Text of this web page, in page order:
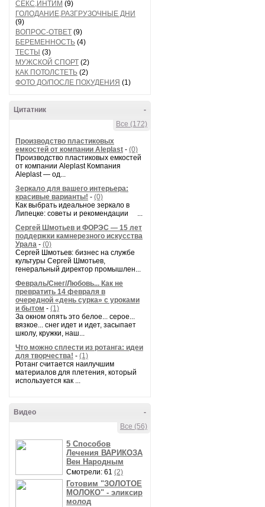
СЕКС,ИНТИМ (9)
ГОЛОДАНИЕ,РАЗГРУЗОЧНЫЕ ДНИ
(9)
ВОПРОС-ОТВЕТ (9)
БЕРЕМЕННОСТЬ (4)
ТЕСТЫ (3)
МУЖСКОЙ СПОРТ (2)
КАК ПОТОЛСТЕТЬ (2)
ФОТО ДО/ПОСЛЕ ПОХУДЕНИЯ (1)
-
Цитатник
Все (172)
Производство пластиковых
емкостей от компании Aleplast - (0)
Производство пластиковых емкостей
от компании Aleplast Компания
Aleplast — од...
Зеркало для вашего интерьера:
красивые варианты! - (0)
Как выбрать идеальное зеркало в
Липецке: советы и рекомендации ...
Сергей Шмотьев и ФОРЭС — 15 лет
поддержки камнерезного искусства
Урала - (0)
Сергей Шмотьев: бизнес на службе
культуры Сергей Шмотьев,
генеральный директор промышлен...
Февраль/Снег/Любовь... Как не
превратить 14 февраля в
очередной «день сурка» с уроками
и бытом - (1)
За окном опять это белое... серое...
вязкое... снег идет и идет, засыпает
школу, кружки, наш...
Что можно сплести из ротанга: идеи
для творчества! - (1)
Ротанг считается наилучшим
материалов для плетения, который
используется как ...
-
Видео
Все (56)
5 Способов
Лечения ВАРИКОЗА
Вен Народным
Смотрели: 61 (2)
Готовим "ЗОЛОТОЕ
МОЛОКО" - эликсир
молод